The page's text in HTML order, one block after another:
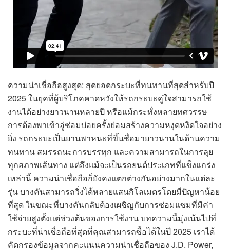
ความน่าเชื่อถือสูงสุด: สุดยอดกระบะที่ทนทานที่สุดสำหรับปี
2025 ในยุคที่ผู้บริโภคคาดหวังให้รถกระบะคู่ใจสามารถใช้
งานได้อย่างยาวนานหลายปี หรือแม้กระทั่งหลายทศวรรษ
การต้องพาเข้าอู่ซ่อมบ่อยครั้งย่อมสร้างความหงุดหงิดใจอย่าง
ยิ่ง รถกระบะเป็นยานพาหนะที่ขึ้นชื่อมายาวนานในด้านความ
ทนทาน สมรรถนะการบรรทุก และความสามารถในการลุย
ทุกสภาพเส้นทาง แต่ถึงแม้จะเป็นรถยนต์ประเภทที่แข็งแกร่ง
เหล่านี้ ความน่าเชื่อถือก็ยังคงแตกต่างกันอย่างมากในแต่ละ
รุ่น บางคันสามารถวิ่งได้หลายแสนกิโลเมตรโดยมีปัญหาน้อย
ที่สุด ในขณะที่บางคันกลับต้องเผชิญกับการซ่อมแซมที่มีค่า
ใช้จ่ายสูงตั้งแต่ช่วงต้นของการใช้งาน บทความนี้มุ่งเน้นไปที่
กระบะที่น่าเชื่อถือที่สุดที่คุณสามารถซื้อได้ในปี 2025 เราได้
คัดกรองข้อมูลจากคะแนนความน่าเชื่อถือของ J.D. Power,